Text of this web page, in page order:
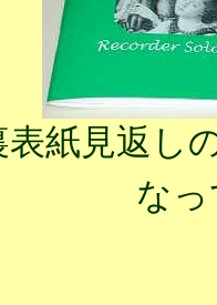
表紙見返
な